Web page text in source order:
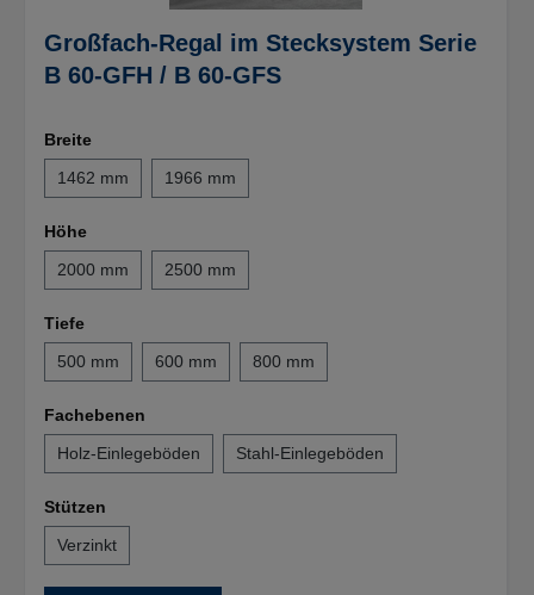
Großfach-Regal im Stecksystem Serie
B 60-GFH / B 60-GFS
Breite
1462 mm
1966 mm
Höhe
2000 mm
2500 mm
Tiefe
500 mm
600 mm 800 mm
Fachebenen
Holz-Einlegeböden
Stahl-Einlegeböden
Stützen
Verzinkt